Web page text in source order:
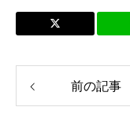
前の記事